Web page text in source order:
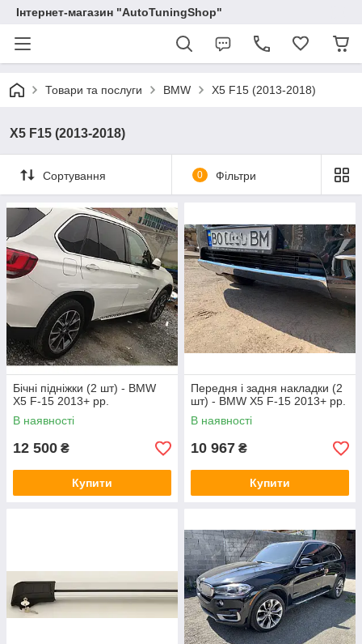
Інтернет-магазин "AutoTuningShop"
Товари та послуги BMW X5 F15 (2013-2018)
X5 F15 (2013-2018)
Сортування 0 Фільтри
Бічні підніжки (2 шт) - BMW
X5 F-15 2013+ рр.
В наявності
12 500 ₴
Купити
Передня і задня накладки (2
шт) - BMW X5 F-15 2013+ рр.
В наявності
10 967 ₴
Купити